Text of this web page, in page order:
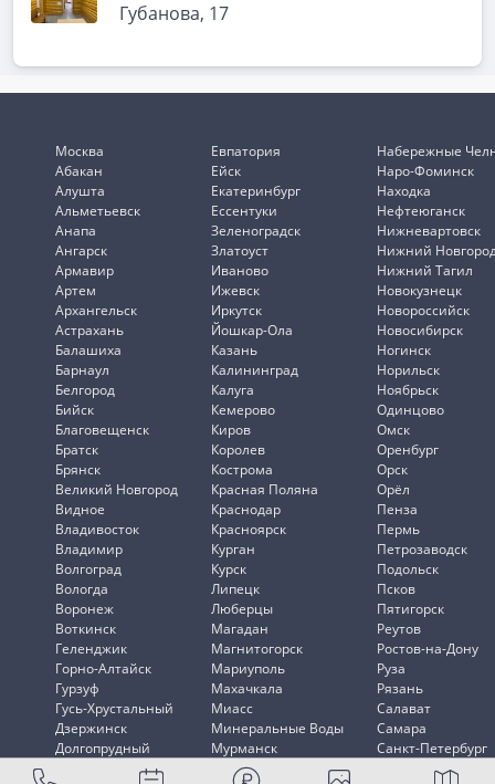
Губанова, 17
Москва
Абакан
Алушта
Альметьевск
Анапа
Ангарск
Армавир
Артем
Архангельск
Астрахань
Балашиха
Барнаул
Белгород
Бийск
Благовещенск
Братск
Брянск
Великий Новгород
Видное
Владивосток
Владимир
Волгоград
Вологда
Воронеж
Воткинск
Геленджик
Горно-Алтайск
Гурзуф
Гусь-Хрустальный
Дзержинск
Долгопрудный
Евпатория
Ейск
Екатеринбург
Ессентуки
Зеленоградск
Златоуст
Иваново
Ижевск
Иркутск
Йошкар-Ола
Казань
Калининград
Калуга
Кемерово
Киров
Королев
Кострома
Красная Поляна
Краснодар
Красноярск
Курган
Курск
Липецк
Люберцы
Магадан
Магнитогорск
Мариуполь
Махачкала
Миасс
Минеральные Воды
Мурманск
Мытищи
Набережные
Наро-Фоминск
Находка
Нефтеюганск
Нижневартовск
Нижний
Нижний Тагил
Новокузнецк
Новороссийск
Новосибирск
Ногинск
Норильск
Ноябрьск
Одинцово
Омск
Оренбург
Орск
Орёл
Пенза
Пермь
Петрозаводск
Подольск
Псков
Пятигорск
Реутов
Ростов-на-Дону
Руза
Рязань
Салават
Самара
Санкт-Петербург